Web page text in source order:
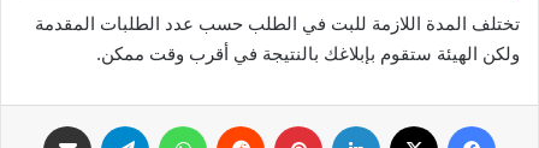
تختلف المدة اللازمة للبت في الطلب حسب عدد الطلبات المقدمة
ولكن الهيئة ستقوم بإبلاغك بالنتيجة في أقرب وقت ممكن.
فيسبوك لينكدإن بينتيريست واتساب تيلقرام